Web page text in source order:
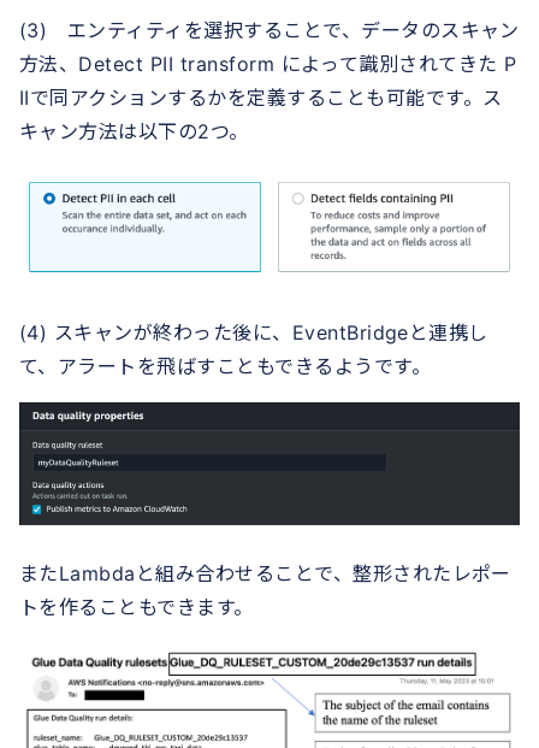
(3) エンティティを選択することで、データのスキャン
方法、Detect PII transform によって識別されてきた P
IIで同アクションするかを定義することも可能です。ス
キャン方法は以下の2つ。
(4) スキャンが終わった後に、EventBridgeと連携し
て、アラートを飛ばすこともできるようです。
またLambdaと組み合わせることで、整形されたレポー
トを作ることもできます。